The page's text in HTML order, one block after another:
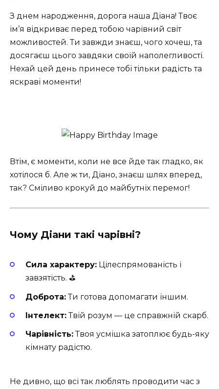
З днем народження, дорога наша Діана! Твоє
ім’я відкриває перед тобою чарівний світ
можливостей. Ти завжди знаєш, чого хочеш, та
досягаєш цього завдяки своїй наполегливості.
Нехай цей день принесе тобі тільки радість та
яскраві моменти!
Втім, є моменти, коли не все йде так гладко, як
хотілося б. Але ж ти, Діано, знаєш шлях вперед,
так? Сміливо крокуй до майбутніх перемог!
Чому Діани такі чарівні?
Сила характеру: Цілеспрямованість і
завзятість. ⛳
Доброта:Ти готова допомагати іншим.
Інтелект:Твій розум — це справжній скарб.
Чарівність:Твоя усмішка затоплює будь-яку
кімнату радістю.
Не дивно, що всі так люблять проводити час з